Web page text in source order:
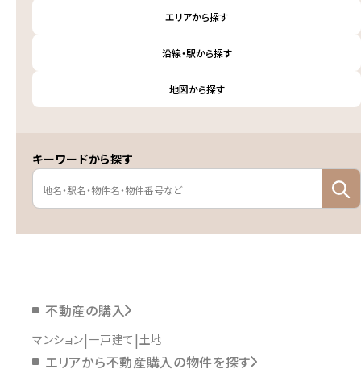
エリアから探す
沿線・駅から探す
地図から探す
キーワードから探す
不動産の購入
マンション 一戸建て 土地
エリアから不動産購入の物件を探す